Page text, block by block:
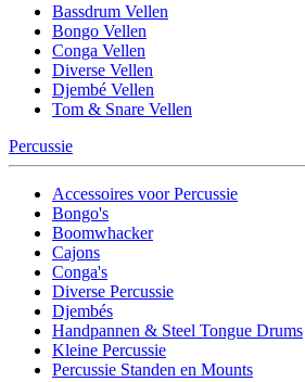
Bassdrum Vellen
Bongo Vellen
Conga Vellen
Diverse Vellen
Djembé Vellen
Tom & Snare Vellen
Percussie
Accessoires voor Percussie
Bongo's
Boomwhacker
Cajons
Conga's
Diverse Percussie
Djembés
Handpannen & Steel Tongue Drums
Kleine Percussie
Percussie Standen en Mounts